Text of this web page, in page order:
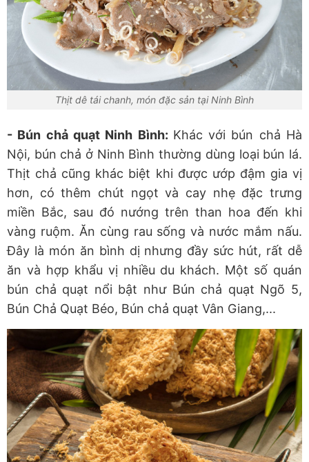
Thịt dê tái chanh, món đặc sản tại Ninh Bình
- Bún chả quạt Ninh Bình: Khác với bún chả Hà
Nội, bún chả ở Ninh Bình thường dùng loại bún lá.
Thịt chả cũng khác biệt khi được ướp đậm gia vị
hơn, có thêm chút ngọt và cay nhẹ đặc trưng
miền Bắc, sau đó nướng trên than hoa đến khi
vàng ruộm. Ăn cùng rau sống và nước mắm nấu.
Đây là món ăn bình dị nhưng đầy sức hút, rất dễ
ăn và hợp khẩu vị nhiều du khách. Một số quán
bún chả quạt nổi bật như Bún chả quạt Ngõ 5,
Bún Chả Quạt Béo, Bún chả quạt Vân Giang,...